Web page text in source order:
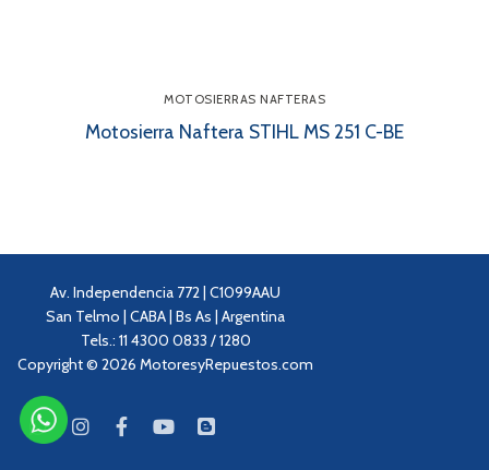
MOTOSIERRAS NAFTERAS
Motosierra Naftera STIHL MS 251 C-BE
Av. Independencia 772 | C1099AAU
San Telmo | CABA | Bs As | Argentina
Tels.: 11 4300 0833 / 1280
Copyright © 2026 MotoresyRepuestos.com